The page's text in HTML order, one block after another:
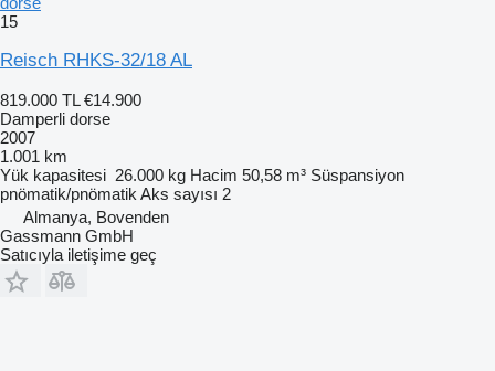
15
Reisch RHKS-32/18 AL
819.000 TL €14.900
Damperli dorse
2007
1.001 km
Yük kapasitesi 26.000 kg Hacim 50,58 m³ Süspansiyon
pnömatik/pnömatik Aks sayısı 2
Almanya, Bovenden
Gassmann GmbH
Satıcıyla iletişime geç